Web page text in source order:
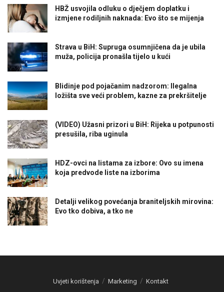
HBŽ usvojila odluku o dječjem doplatku i
izmjene rodiljnih naknada: Evo što se mijenja
Strava u BiH: Supruga osumnjičena da je ubila
muža, policija pronašla tijelo u kući
Blidinje pod pojačanim nadzorom: Ilegalna
ložišta sve veći problem, kazne za prekršitelje
(VIDEO) Užasni prizori u BiH: Rijeka u potpunosti
presušila, riba uginula
HDZ-ovci na listama za izbore: Ovo su imena
koja predvode liste na izborima
Detalji velikog povećanja braniteljskih mirovina:
Evo tko dobiva, a tko ne
Uvjeti korištenja Marketing Kontakt